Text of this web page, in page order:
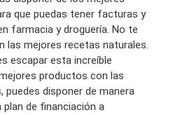
que puedas tener facturas y
farmacia y droguería. No te
las mejores recetas naturales.
escapar esta increíble
productos con las
disponer de manera
de financiación a